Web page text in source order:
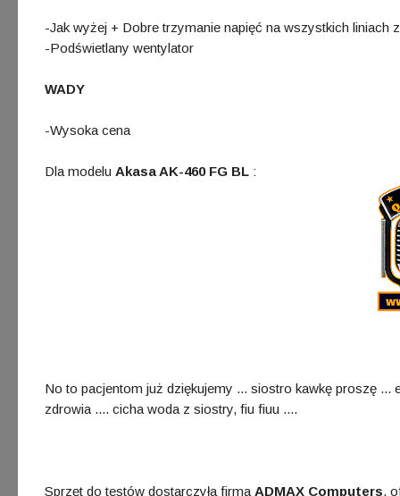
-Jak wyżej + Dobre trzymanie napięć na wszystkich liniach
-Podświetlany wentylator
WADY
-Wysoka cena
Dla modelu Akasa AK-460 FG BL :
No to pacjentom już dziękujemy ... siostro kawkę proszę ...
zdrowia .... cicha woda z siostry, fiu fiuu ....
Sprzęt do testów dostarczyła firma ADMAX Computers,